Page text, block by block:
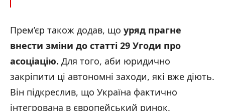
Прем’єр також додав, що уряд прагне
внести зміни до статті 29 Угоди про
асоціацію. Для того, аби юридично
закріпити ці автономні заходи, які вже діють.
Він підкреслив, що Україна фактично
інтегрована в європейський ринок.